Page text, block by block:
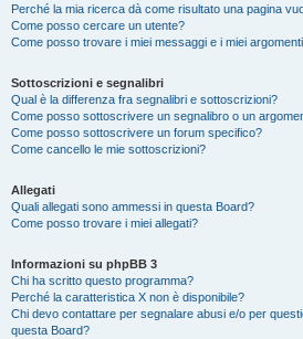
Perché la mia ricerca dà come risultato una pagina
Come posso cercare un utente?
Come posso trovare i miei messaggi e i miei
Sottoscrizioni e segnalibri
Qual è la differenza fra segnalibri e sottoscrizioni?
Come posso sottoscrivere un segnalibro o un
Come posso sottoscrivere un forum specifico?
Come cancello le mie sottoscrizioni?
Allegati
Quali allegati sono ammessi in questa Board?
Come posso trovare i miei allegati?
Informazioni su phpBB 3
Chi ha scritto questo programma?
Perché la caratteristica X non è disponibile?
Chi devo contattare per segnalare abusi e/o per
questa Board?